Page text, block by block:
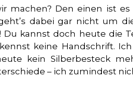
machen? Den einen ist
dabei gar nicht um
kannst doch heute die
keine Handschrift.
kein Silberbesteck
– ich zumindest